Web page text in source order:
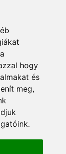
hogy
és
meg,
azok
Várjuk